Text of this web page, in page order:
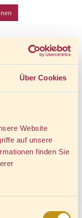
Über Cookies
Website
auf unsere
finden Sie